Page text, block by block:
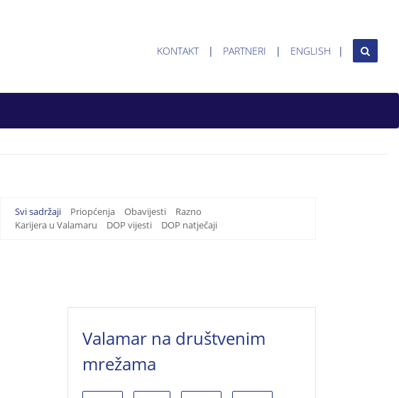
KONTAKT PARTNERI ENGLISH
Svi sadržaji Priopćenja Obavijesti
Razno
Karijera u Valamaru
DOP vijesti DOP natječaji
Valamar na društvenim
mrežama